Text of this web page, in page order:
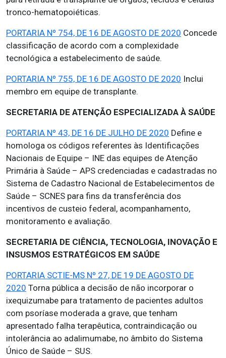
tronco-hematopoiéticas.
PORTARIA Nº 754, DE 16 DE AGOSTO DE 2020 Concede
classificação de acordo com a complexidade
tecnológica a estabelecimento de saúde.
PORTARIA Nº 755, DE 16 DE AGOSTO DE 2020 Inclui
membro em equipe de transplante.
SECRETARIA DE ATENÇÃO ESPECIALIZADA À SAÚDE
PORTARIA Nº 43, DE 16 DE JULHO DE 2020 Define e
homologa os códigos referentes às Identificações
Nacionais de Equipe – INE das equipes de Atenção
Primária à Saúde – APS credenciadas e cadastradas no
Sistema de Cadastro Nacional de Estabelecimentos de
Saúde – SCNES para fins da transferência dos
incentivos de custeio federal, acompanhamento,
monitoramento e avaliação.
SECRETARIA DE CIÊNCIA, TECNOLOGIA, INOVAÇÃO E
INSUSMOS ESTRATÉGICOS EM SAÚDE
PORTARIA SCTIE-MS Nº 27, DE 19 DE AGOSTO DE
2020 Torna pública a decisão de não incorporar o
ixequizumabe para tratamento de pacientes adultos
com psoríase moderada a grave, que tenham
apresentado falha terapêutica, contraindicação ou
intolerância ao adalimumabe, no âmbito do Sistema
Único de Saúde – SUS.